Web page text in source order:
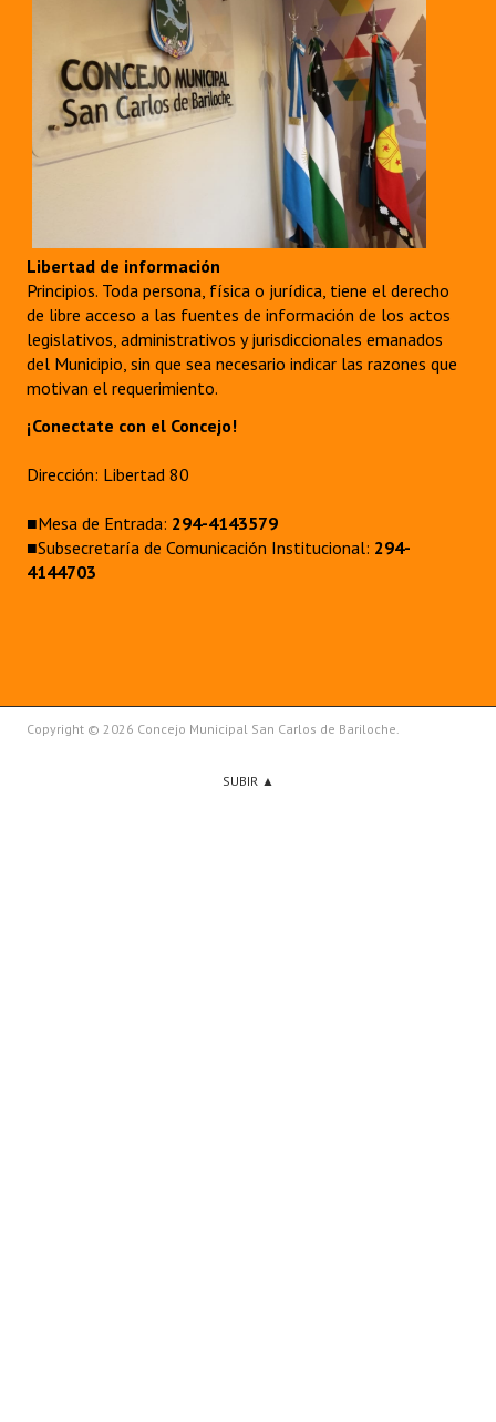
Libertad de información
Principios. Toda persona, física o jurídica, tiene el derecho
de libre acceso a las fuentes de información de los actos
legislativos, administrativos y jurisdiccionales emanados
del Municipio, sin que sea necesario indicar las razones que
motivan el requerimiento.
¡Conectate con el Concejo!
Dirección: Libertad 80
■Mesa de Entrada: 294-4143579
■Subsecretaría de Comunicación Institucional: 294-
4144703
Copyright © 2026 Concejo Municipal San Carlos de Bariloche.
SUBIR ▲